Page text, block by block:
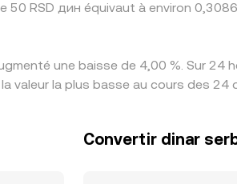
RSD дин équivaut à environ
une baisse de 4,00 %. Sur 24
valeur la plus basse au cours des 24
Convertir dinar